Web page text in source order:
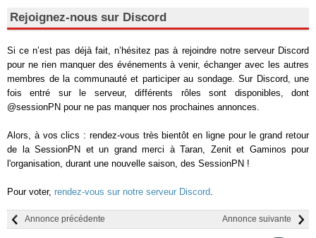
Rejoignez-nous sur Discord
Si ce n’est pas déjà fait, n’hésitez pas à rejoindre notre serveur Discord
pour ne rien manquer des événements à venir, échanger avec les autres
membres de la communauté et participer au sondage. Sur Discord, une
fois entré sur le serveur, différents rôles sont disponibles, dont
@sessionPN pour ne pas manquer nos prochaines annonces.
Alors, à vos clics : rendez-vous très bientôt en ligne pour le grand retour
de la SessionPN et un grand merci à Taran, Zenit et Gaminos pour
l'organisation, durant une nouvelle saison, des SessionPN !
Pour voter, rendez-vous sur notre serveur Discord.
Annonce suivante
Annonce précédente